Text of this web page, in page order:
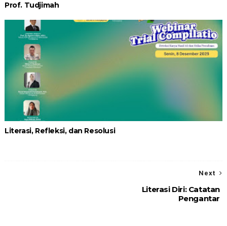
Prof. Tudjimah
Literasi, Refleksi, dan Resolusi
Next
Literasi Diri: Catatan
Pengantar